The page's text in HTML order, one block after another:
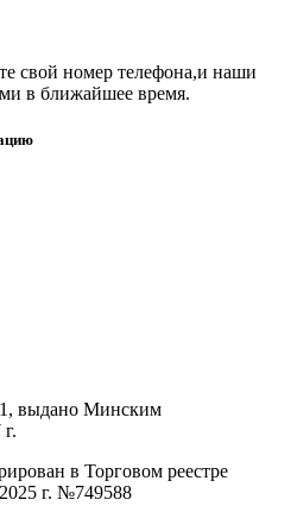
свой номер телефона,и наши
в ближайшее время.
выдано Минским
в Торговом реестре
г. №749588